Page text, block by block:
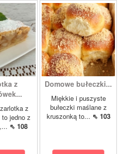
z
z
to jedno z
⇖ 108
Domowe bułeczki...
Miękkie i puszyste
bułeczki maślane z
kruszonką to... ⇖ 103